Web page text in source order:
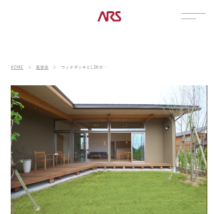
展示場
資料請求
CONTENTS
POSTS
建築実例
コラム
インタビュー
土地情報
お知らせ
ブログ
HOME ＞ 見学会 ＞ ウッドデッキとLDKがひとつながりの明るく拡がり感のある家